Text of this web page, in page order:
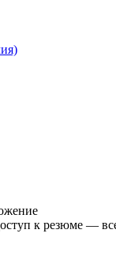
к резюме —